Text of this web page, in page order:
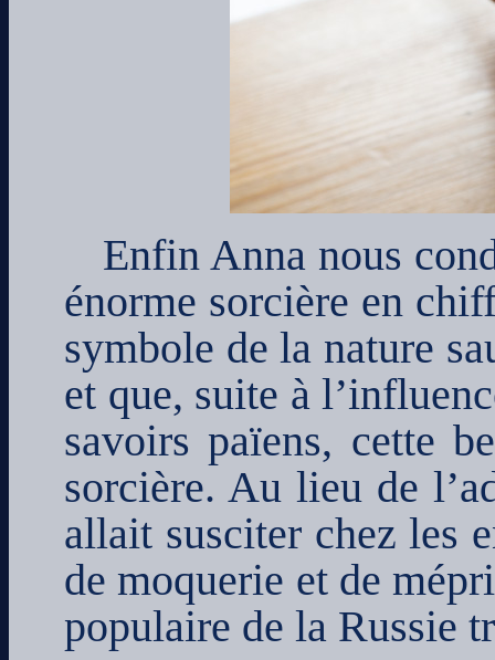
Enfin Anna nous
énorme sorcière en
symbole de la nature
et que, suite à
savoirs païens, cette
sorcière. Au lieu de
allait susciter chez les
de moquerie et de
populaire de la Russie